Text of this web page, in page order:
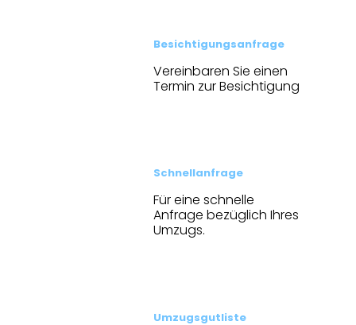
Besichtigungs­anfrage
Vereinbaren Sie einen
Termin zur Besichtigung
Schnellanfrage
Für eine schnelle
Anfrage bezüglich Ihres
Umzugs.
Umzugsgutliste